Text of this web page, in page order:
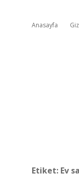
Anasayfa
Etiket: Ev